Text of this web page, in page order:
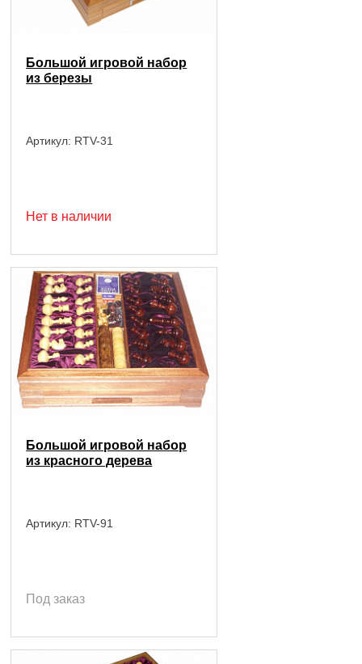
Большой игровой набор
из березы
Артикул: RTV-31
Нет в наличии
Большой игровой набор
из красного дерева
Артикул: RTV-91
Под заказ